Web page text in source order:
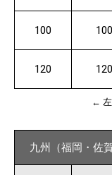
100
120
←
九州（福岡・佐